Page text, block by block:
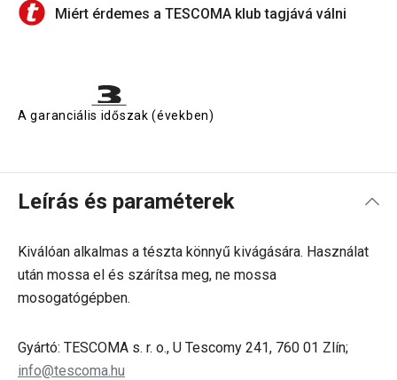
Miért érdemes a TESCOMA klub tagjává válni
A garanciális időszak (években)
Leírás és paraméterek
Kiválóan alkalmas a tészta könnyű kivágására. Használat
után mossa el és szárítsa meg, ne mossa
mosogatógépben.
Gyártó: TESCOMA s. r. o., U Tescomy 241, 760 01 Zlín;
info@tescoma.hu